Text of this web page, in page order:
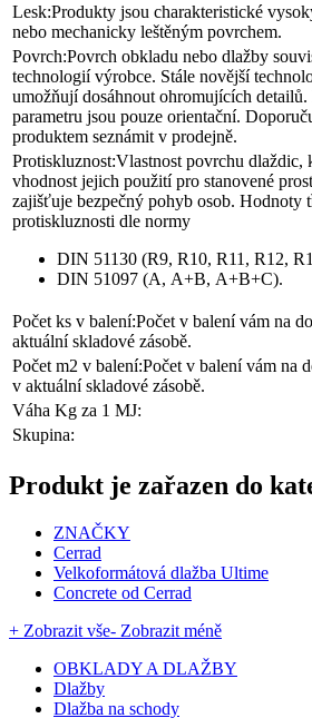
Lesk:Produkty jsou charakteristické
nebo mechanicky leštěným povrchem.
Povrch:Povrch obkladu nebo dlažby
technologií výrobce. Stále novější
umožňují dosáhnout ohromujících
parametru jsou pouze orientační.
produktem seznámit v prodejně.
Protiskluznost:Vlastnost povrchu dlaždic,
vhodnost jejich použití pro stanovené
zajišťuje bezpečný pohyb osob. Hodnoty
protiskluznosti dle normy
DIN 51130 (R9, R10, R11, R12,
DIN 51097 (A, A+B, A+B+C).
Počet ks v balení:Počet v balení vám na
aktuální skladové zásobě.
Počet m2 v balení:Počet v balení vám na
v aktuální skladové zásobě.
Váha Kg za 1 MJ:
Skupina:
Produkt je zařazen do
ZNAČKY
Cerrad
Velkoformátová dlažba Ultime
Concrete od Cerrad
+ Zobrazit vše- Zobrazit méně
OBKLADY A DLAŽBY
Dlažby
Dlažba na schody